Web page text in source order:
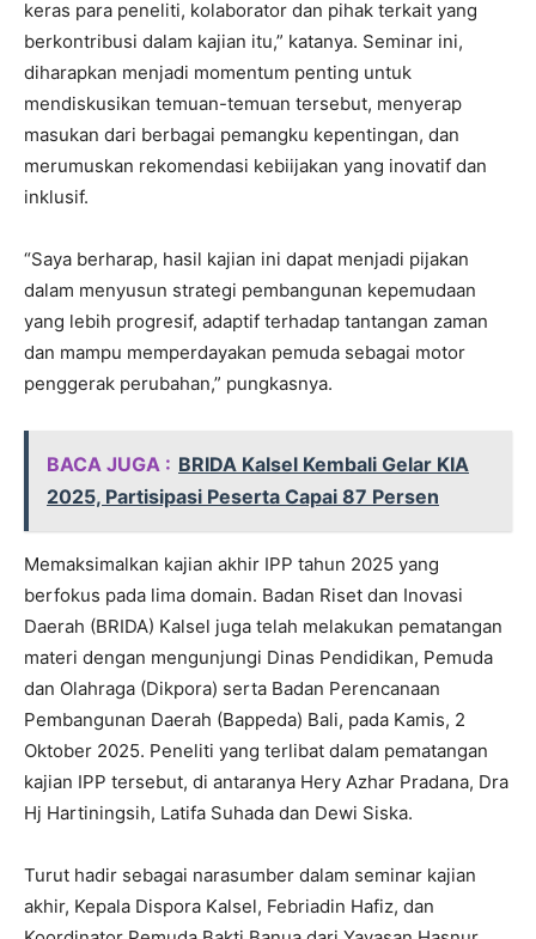
keras para peneliti, kolaborator dan pihak terkait yang
berkontribusi dalam kajian itu,” katanya. Seminar ini,
diharapkan menjadi momentum penting untuk
mendiskusikan temuan-temuan tersebut, menyerap
masukan dari berbagai pemangku kepentingan, dan
merumuskan rekomendasi kebiijakan yang inovatif dan
inklusif.
“Saya berharap, hasil kajian ini dapat menjadi pijakan
dalam menyusun strategi pembangunan kepemudaan
yang lebih progresif, adaptif terhadap tantangan zaman
dan mampu memperdayakan pemuda sebagai motor
penggerak perubahan,” pungkasnya.
BACA JUGA : BRIDA Kalsel Kembali Gelar KIA
2025, Partisipasi Peserta Capai 87 Persen
Memaksimalkan kajian akhir IPP tahun 2025 yang
berfokus pada lima domain. Badan Riset dan Inovasi
Daerah (BRIDA) Kalsel juga telah melakukan pematangan
materi dengan mengunjungi Dinas Pendidikan, Pemuda
dan Olahraga (Dikpora) serta Badan Perencanaan
Pembangunan Daerah (Bappeda) Bali, pada Kamis, 2
Oktober 2025. Peneliti yang terlibat dalam pematangan
kajian IPP tersebut, di antaranya Hery Azhar Pradana, Dra
Hj Hartiningsih, Latifa Suhada dan Dewi Siska.
Turut hadir sebagai narasumber dalam seminar kajian
akhir, Kepala Dispora Kalsel, Febriadin Hafiz, dan